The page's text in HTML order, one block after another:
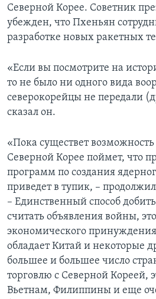
Северной Корее. Советник
убежден, что Пхеньян
разработке новых ракетных
«Если вы посмотрите на
то не было ни одного вида
северокорейцы не передали
сказал он.
«Пока существет
Северной Корее поймет, что
программ по создания
приведет в тупик, –
– Единственный способ
считать объявления войны,
экономического
обладает Китай и некоторые
большее и большее число
торговлю с Северной Кореей,
Вьетнам, Филиппины и еще